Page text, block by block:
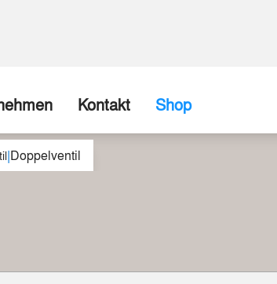
Beispiele aus unserer Werkstatt
Kontakt
Firma / Abholshop
Shop
|Doppelventil